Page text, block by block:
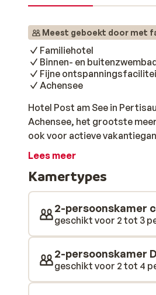
Meest geboekt door met
Familiehotel
Binnen- en
Fijne
Achensee
Hotel Post am See in
Achensee, het grootste
ook voor actieve
Lees meer
Kamertypes
2-persoonskamer
geschikt voor 2 tot 3
2-persoonskamer
geschikt voor 2 tot 4